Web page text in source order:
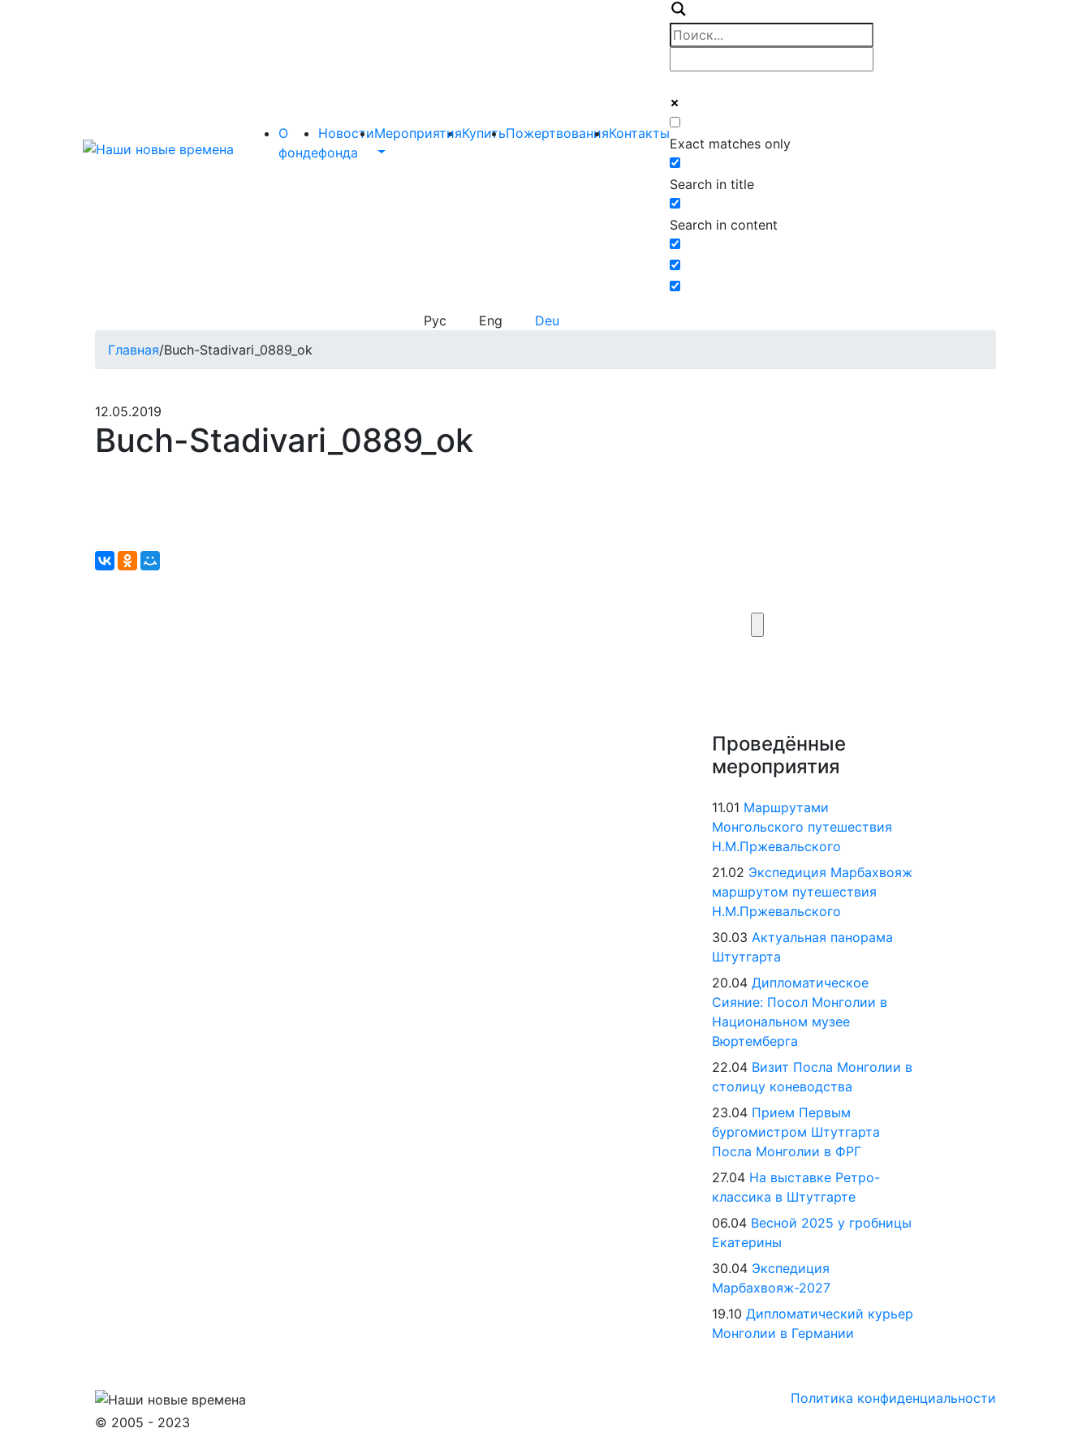
О
фонде
Новости
фонда
МероприятияКупитьПожертвованияКонтакты
Exact matches only
Search in title
Search in content
Рус Eng
Deu
Главная/Buch-Stadivari_0889_ok
12.05.2019
Buch-Stadivari_0889_ok
Проведённые
мероприятия
11.01 Маршрутами
Монгольского путешествия
Н.М.Пржевальского
21.02 Экспедиция Марбахвояж
маршрутом путешествия
Н.М.Пржевальского
30.03 Актуальная панорама
Штутгарта
20.04 Дипломатическое
Сияние: Посол Монголии в
Национальном музее
Вюртемберга
22.04 Визит Посла Монголии в
столицу коневодства
23.04 Прием Первым
бургомистром Штутгарта
Посла Монголии в ФРГ
27.04 На выставке Ретро-
классика в Штутгарте
06.04 Весной 2025 у гробницы
Екатерины
30.04 Экспедиция
Марбахвояж-2027
19.10 Дипломатический курьер
Монголии в Германии
© 2005 - 2023
Политика конфиденциальности